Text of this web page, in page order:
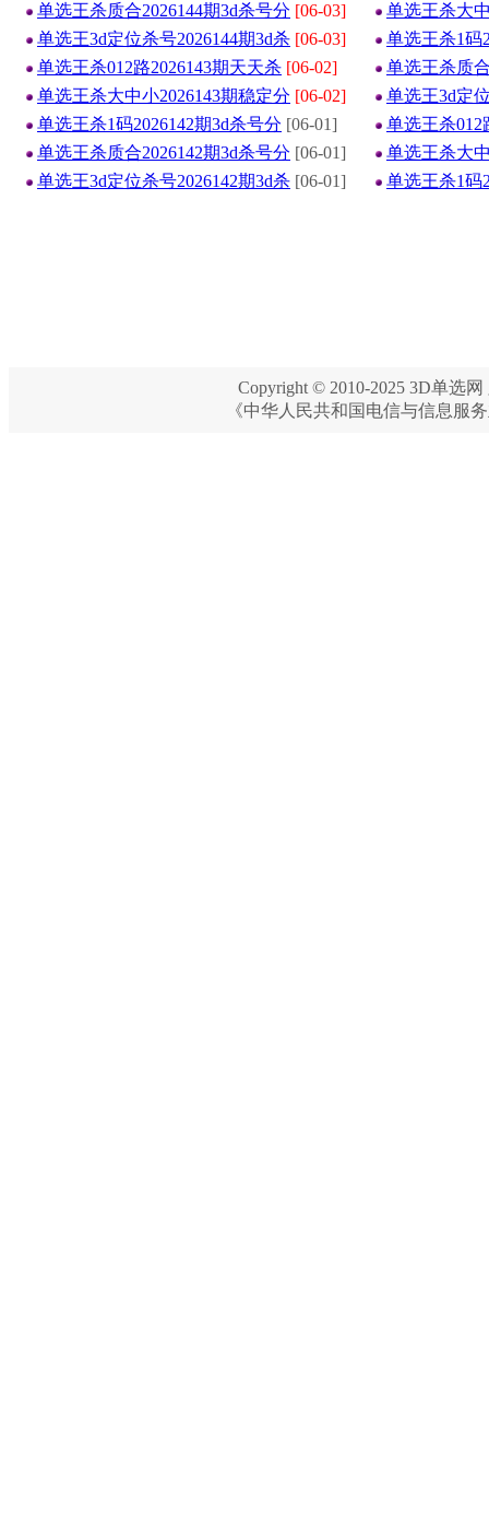
单选王杀质合2026144期3d杀号分 [06-03]
单选王杀大
单选王3d定位杀号2026144期3d杀 [06-03]
单选王杀1码
单选王杀012路2026143期天天杀 [06-02]
单选王杀质
单选王杀大中小2026143期稳定分 [06-02]
单选王3d定
单选王杀1码2026142期3d杀号分 [06-01]
单选王杀012
单选王杀质合2026142期3d杀号分 [06-01]
单选王杀大
单选王3d定位杀号2026142期3d杀 [06-01] 单选王杀1码
Copyright © 2010-2025 3D单选网
《中华人民共和国电信与信息服